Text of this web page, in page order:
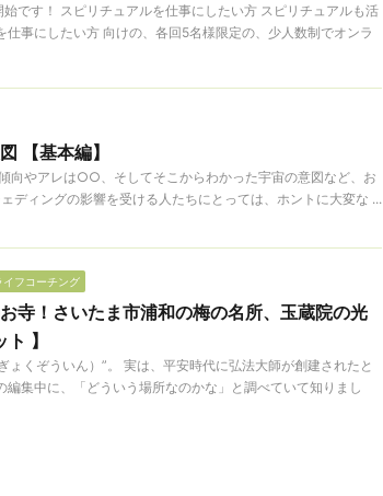
です！ スピリチュアルを仕事にしたい方 スピリチュアルも活
仕事にしたい方 向けの、各回5名様限定の、少人数制でオンラ
【基本編】
向やアレは○○、そしてそこからわかった宇宙の意図など、お
ディングの影響を受ける人たちにとっては、ホントに大変な ...
イフコーチング
寺！さいたま市浦和の梅の名所、玉蔵院の光
】
ょくぞういん）”。 実は、平安時代に弘法大師が創建されたと
集中に、「どういう場所なのかな」と調べていて知りまし